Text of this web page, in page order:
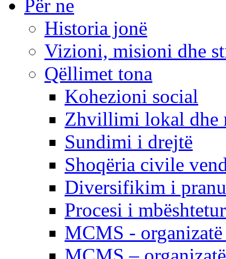
Për ne
Historia jonë
Vizioni, misioni dhe
Qëllimet tona
Kohezioni social
Zhvillimi lokal dhe
Sundimi i drejtë
Shoqëria civile
Diversifikim i
Procesi i
MCMS -